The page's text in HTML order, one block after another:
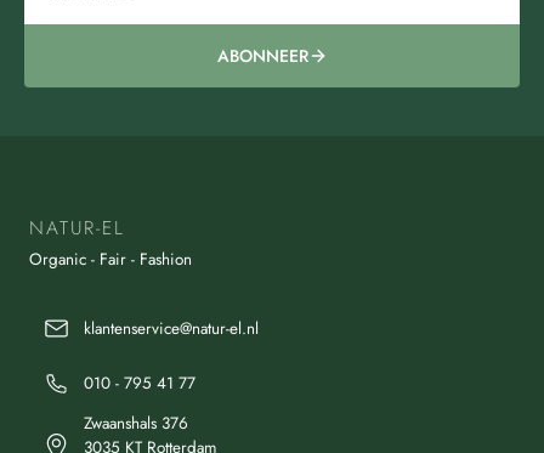
ABONNEER
NATUR-EL
Organic - Fair - Fashion
klantenservice@natur-el.nl
010 - 795 41 77
Zwaanshals 376
3035 KT Rotterdam